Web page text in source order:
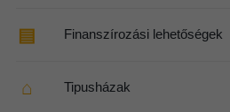
▤ Finanszírozási lehetőségek
⌂ Tipusházak